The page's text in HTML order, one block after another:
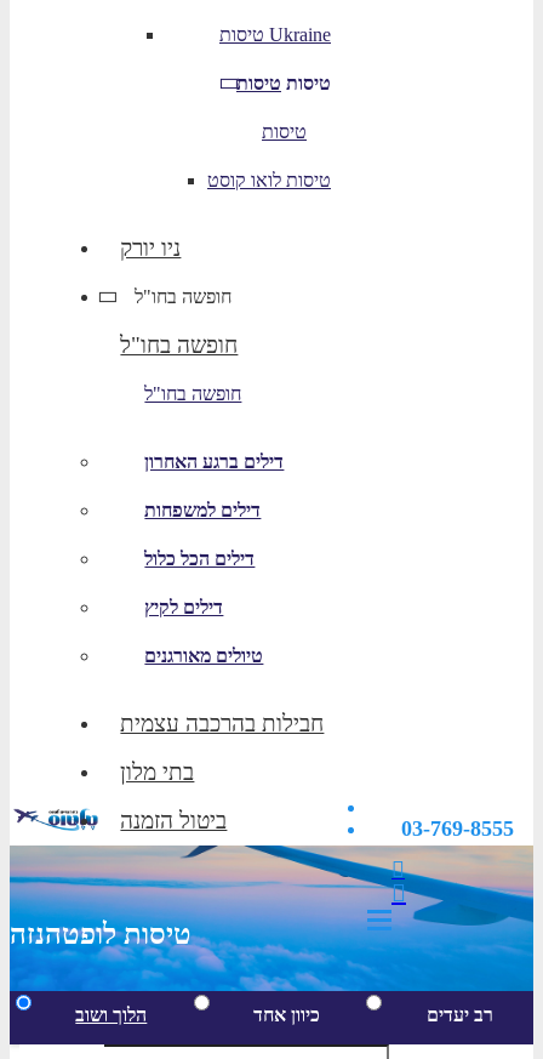
טיסות Ukraine
טיסות טיסות
טיסות
טיסות לואו קוסט
ניו יורק
חופשה בחו"ל
חופשה בחו"ל
חופשה בחו"ל
דילים ברגע האחרון
דילים למשפחות
דילים הכל כלול
דילים לקיץ
טיולים מאורגנים
חבילות בהרכבה עצמית
בתי מלון
ביטול הזמנה
03-769-8555
טיסות לופטהנזה
הלוך ושוב כיוון אחד רב יעדים